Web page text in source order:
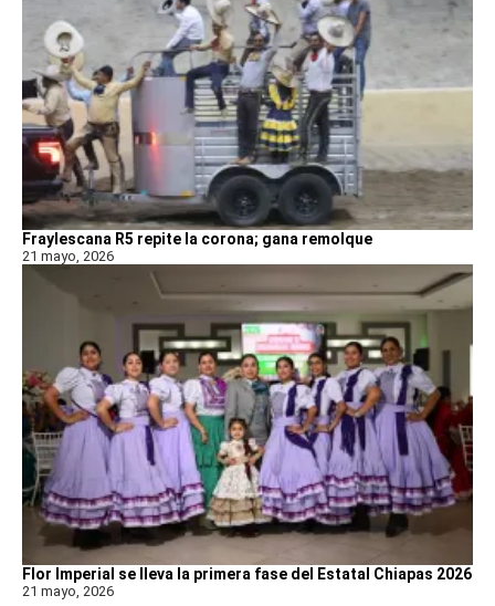
Fraylescana R5 repite la corona; gana remolque
21 mayo, 2026
Flor Imperial se lleva la primera fase del Estatal Chiapas 2026
21 mayo, 2026